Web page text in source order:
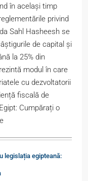
în același timp
privind
Sahl Hasheesh se
de capital și
la 25% din
modul în care
cu dezvoltatorii
fiscală de
Cumpărați o
legislația egipteană: